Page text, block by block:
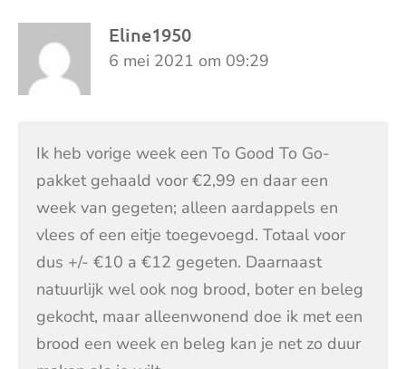
Eline1950
6 mei 2021 om 09:29
Ik heb vorige week een To Good To Go-
pakket gehaald voor €2,99 en daar een
week van gegeten; alleen aardappels en
vlees of een eitje toegevoegd. Totaal voor
dus +/- €10 a €12 gegeten. Daarnaast
natuurlijk wel ook nog brood, boter en beleg
gekocht, maar alleenwonend doe ik met een
brood een week en beleg kan je net zo duur